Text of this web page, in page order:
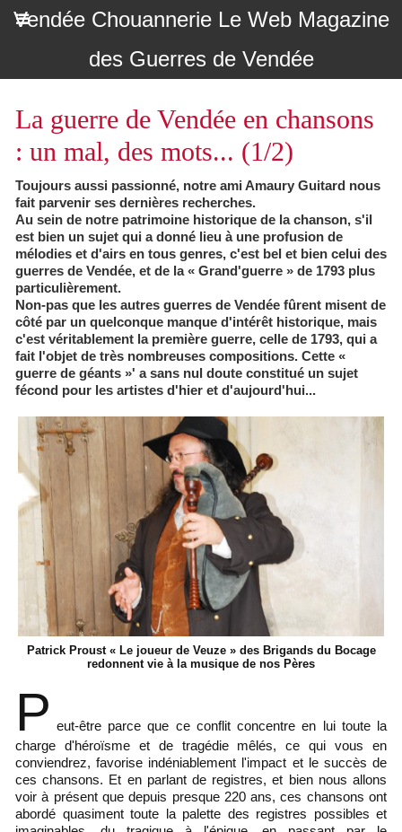
Vendée Chouannerie Le Web Magazine
des Guerres de Vendée
La guerre de Vendée en chansons
: un mal, des mots... (1/2)
Toujours aussi passionné, notre ami Amaury Guitard nous
fait parvenir ses dernières recherches.
Au sein de notre patrimoine historique de la chanson, s'il
est bien un sujet qui a donné lieu à une profusion de
mélodies et d'airs en tous genres, c'est bel et bien celui des
guerres de Vendée, et de la « Grand'guerre » de 1793 plus
particulièrement.
Non-pas que les autres guerres de Vendée fûrent misent de
côté par un quelconque manque d'intérêt historique, mais
c'est véritablement la première guerre, celle de 1793, qui a
fait l'objet de très nombreuses compositions. Cette «
guerre de géants »' a sans nul doute constitué un sujet
fécond pour les artistes d'hier et d'aujourd'hui...
Patrick Proust « Le joueur de Veuze » des Brigands du Bocage
redonnent vie à la musique de nos Pères
P eut-être parce que ce conflit concentre en lui toute la
charge d'héroïsme et de tragédie mêlés, ce qui vous en
conviendrez, favorise indéniablement l'impact et le succès de
ces chansons. Et en parlant de registres, et bien nous allons
voir à présent que depuis presque 220 ans, ces chansons ont
abordé quasiment toute la palette des registres possibles et